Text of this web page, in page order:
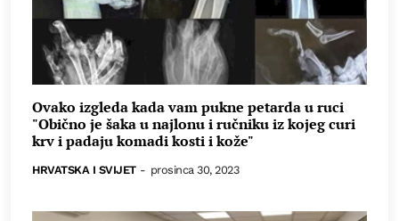
Ovako izgleda kada vam pukne petarda u ruci
"Obično je šaka u najlonu i ručniku iz kojeg curi
krv i padaju komadi kosti i kože"
HRVATSKA I SVIJET - prosinca 30, 2023